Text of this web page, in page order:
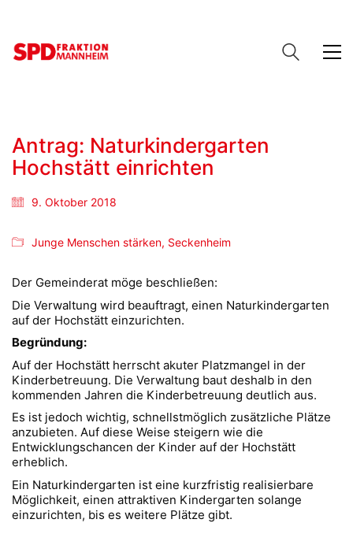
Antrag: Naturkindergarten
Hochstätt einrichten
9. Oktober 2018
Junge Menschen stärken, Seckenheim
Der Gemeinderat möge beschließen:
Die Verwaltung wird beauftragt, einen Naturkindergarten
auf der Hochstätt einzurichten.
Begründung:
Auf der Hochstätt herrscht akuter Platzmangel in der
Kinderbetreuung. Die Verwaltung baut deshalb in den
kommenden Jahren die Kinderbetreuung deutlich aus.
Es ist jedoch wichtig, schnellstmöglich zusätzliche Plätze
anzubieten. Auf diese Weise steigern wie die
Entwicklungschancen der Kinder auf der Hochstätt
erheblich.
Ein Naturkindergarten ist eine kurzfristig realisierbare
Möglichkeit, einen attraktiven Kindergarten solange
einzurichten, bis es weitere Plätze gibt.